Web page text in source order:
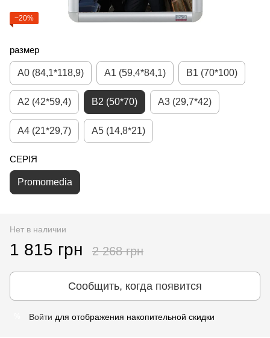
−20%
размер
A0 (84,1*118,9) A1 (59,4*84,1) B1 (70*100)
A2 (42*59,4) B2 (50*70) A3 (29,7*42)
A4 (21*29,7) A5 (14,8*21)
СЕРІЯ
Promomedia
Нет в наличии
1 815 грн 2 268 грн
Сообщить, когда появится
Войти для отображения накопительной скидки